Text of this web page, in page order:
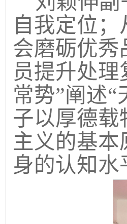
自我定位
会磨砺优秀
员提升处
常势”阐述
子以厚德载
主义的基
身的认知水